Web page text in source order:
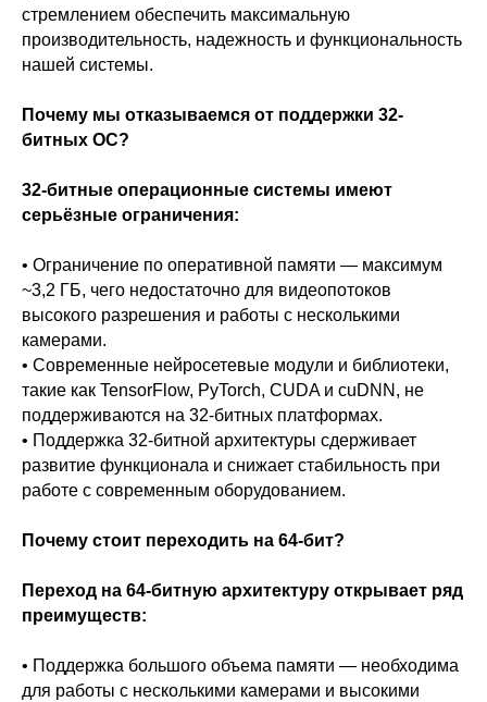
стремлением обеспечить максимальную
производительность, надежность и функциональность
нашей системы.
Почему мы отказываемся от поддержки 32-
битных ОС?
32-битные операционные системы имеют
серьёзные ограничения:
• Ограничение по оперативной памяти — максимум
~3,2 ГБ, чего недостаточно для видеопотоков
высокого разрешения и работы с несколькими
камерами.
• Современные нейросетевые модули и библиотеки,
такие как TensorFlow, PyTorch, CUDA и cuDNN, не
поддерживаются на 32-битных платформах.
• Поддержка 32-битной архитектуры сдерживает
развитие функционала и снижает стабильность при
работе с современным оборудованием.
Почему стоит переходить на 64-бит?
Переход на 64-битную архитектуру открывает ряд
преимуществ:
• Поддержка большого объема памяти — необходима
для работы с несколькими камерами и высокими